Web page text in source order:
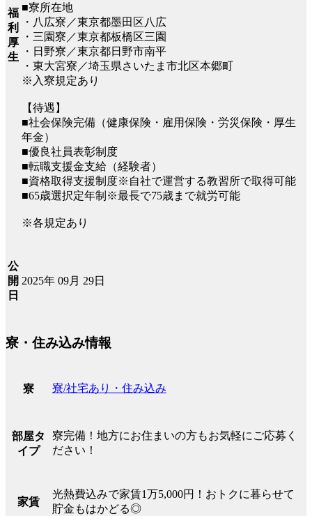
福
利
厚
生
■寮所在地
・八広寮／東京都墨田区八広
・三園寮／東京都板橋区三園
・日野寮／東京都日野市南平
・東大宮寮／埼玉県さいたま市北区本郷町
※入寮規定あり
【待遇】
■社会保険完備（健康保険・雇用保険・労災保険・厚生
年金）
■優良社員表彰制度
■転職支援金支給（経験者）
■資格取得支援制度※自社で運営する教習所で取得可能
■65歳選択定年制※最長で75歳まで就労可能
※各規定あり
公
開
日
2025年 09月 29日
寮・住み込み情報
寮 寮/社宅あり・住み込み
部屋タ
イプ
寮完備！地方にお住まいの方もお気軽にご応募く
ださい！
家賃
光熱費込みで家賃1万5,000円！おトクに暮らせて
貯金もはかどる◎